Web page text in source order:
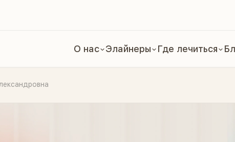
О нас Элайнеры Где лечиться